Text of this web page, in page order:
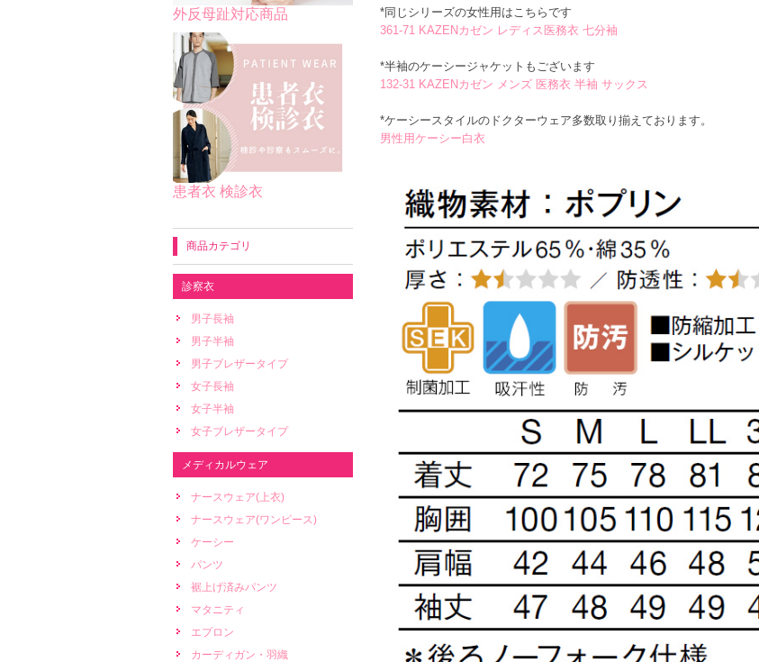
*同じシリーズの女性用はこちらです
361-71 KAZENカゼン レディス医務衣 七分袖
*半袖のケーシージャケットもございます
132-31 KAZENカゼン メンズ 医務衣 半袖 サックス
*ケーシースタイルのドクターウェア多数取り揃えております。
男性用ケーシー白衣
外反母趾対応商品
患者衣 検診衣
商品カテゴリ
診察衣
男子長袖
男子半袖
男子ブレザータイプ
女子長袖
女子半袖
女子ブレザータイプ
メディカルウェア
ナースウェア(上衣)
ナースウェア(ワンピース)
ケーシー
パンツ
裾上げ済みパンツ
マタニティ
エプロン
カーディガン・羽織